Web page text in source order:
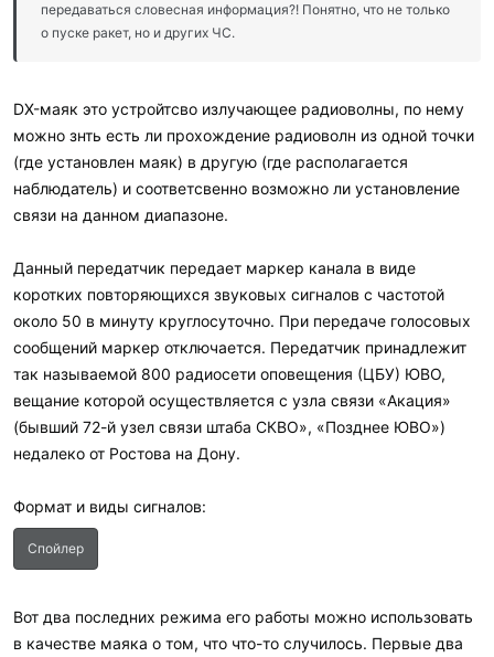
передаваться словесная информация?! Понятно, что не только
о пуске ракет, но и других ЧС.
DX-маяк это устройтсво излучающее радиоволны, по нему
можно знть есть ли прохождение радиоволн из одной точки
(где установлен маяк) в другую (где располагается
наблюдатель) и соответсвенно возможно ли установление
связи на данном диапазоне.
Данный передатчик передает маркер канала в виде
коротких повторяющихся звуковых сигналов с частотой
около 50 в минуту круглосуточно. При передаче голосовых
сообщений маркер отключается. Передатчик принадлежит
так называемой 800 радиосети оповещения (ЦБУ) ЮВО,
вещание которой осуществляется с узла связи «Акация»
(бывший 72-й узел связи штаба СКВО», «Позднее ЮВО»)
недалеко от Ростова на Дону.
Формат и виды сигналов:
Спойлер
Вот два последних режима его работы можно использовать
в качестве маяка о том, что что-то случилось. Первые два